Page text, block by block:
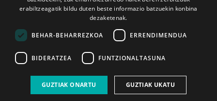
2026ko eka. 1a 2026ko mar. 1a
erabiltzeagatik bildu duten beste informazio batzuekin konbina
dezaketenak.
BEHAR-BEHARREZKOA ERRENDIMENDUA
BIDERATZEA FUNTZIONALTASUNA
GUZTIAK ONARTU GUZTIAK UKATU